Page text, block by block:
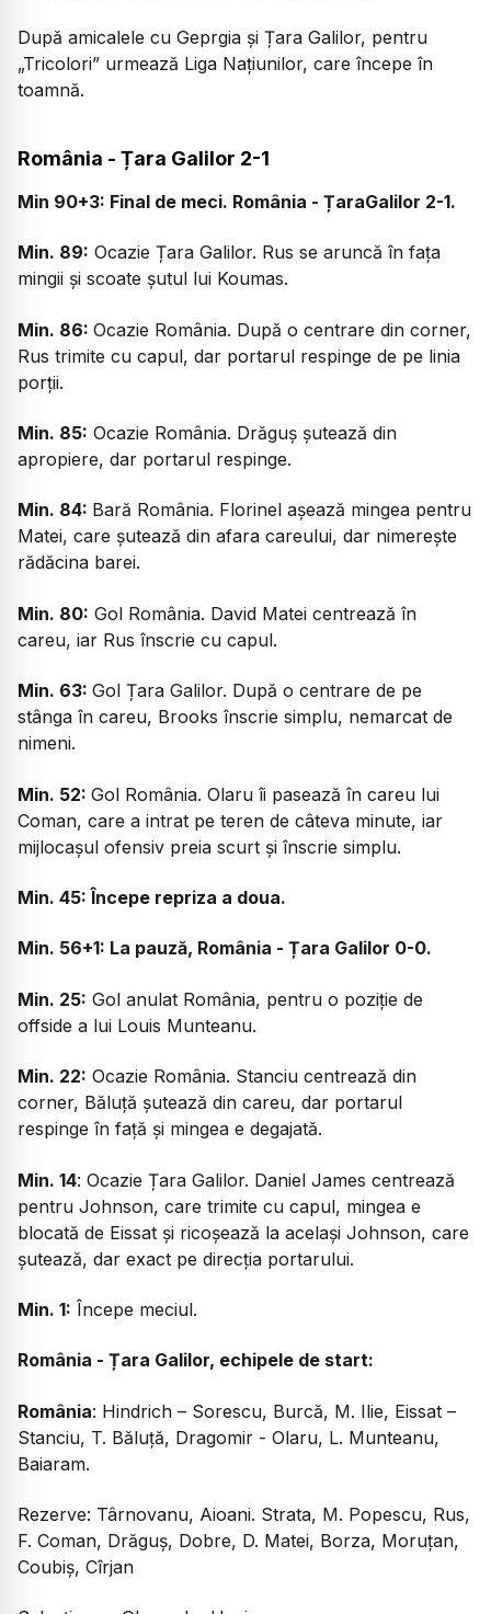
După amicalele cu Geprgia și Țara Galilor, pentru
„Tricolori” urmează Liga Națiunilor, care începe în
toamnă.
România - Țara Galilor 2-1
Min 90+3: Final de meci. România - ȚaraGalilor 2-1.
Min. 89: Ocazie Țara Galilor. Rus se aruncă în fața
mingii și scoate șutul lui Koumas.
Min. 86: Ocazie România. După o centrare din corner,
Rus trimite cu capul, dar portarul respinge de pe linia
porții.
Min. 85: Ocazie România. Drăguș șutează din
apropiere, dar portarul respinge.
Min. 84: Bară România. Florinel așează mingea pentru
Matei, care șutează din afara careului, dar nimerește
rădăcina barei.
Min. 80: Gol România. David Matei centrează în
careu, iar Rus înscrie cu capul.
Min. 63: Gol Țara Galilor. După o centrare de pe
stânga în careu, Brooks înscrie simplu, nemarcat de
nimeni.
Min. 52: Gol România. Olaru îi pasează în careu lui
Coman, care a intrat pe teren de câteva minute, iar
mijlocașul ofensiv preia scurt și înscrie simplu.
Min. 45: Începe repriza a doua.
Min. 56+1: La pauză, România - Țara Galilor 0-0.
Min. 25: Gol anulat România, pentru o poziție de
offside a lui Louis Munteanu.
Min. 22: Ocazie România. Stanciu centrează din
corner, Băluță șutează din careu, dar portarul
respinge în față și mingea e degajată.
Min. 14: Ocazie Țara Galilor. Daniel James centrează
pentru Johnson, care trimite cu capul, mingea e
blocată de Eissat și ricoșează la același Johnson, care
șutează, dar exact pe direcția portarului.
Min. 1: Începe meciul.
România - Țara Galilor, echipele de start:
România: Hindrich – Sorescu, Burcă, M. Ilie, Eissat –
Stanciu, T. Băluță, Dragomir - Olaru, L. Munteanu,
Baiaram.
Rezerve: Târnovanu, Aioani. Strata, M. Popescu, Rus,
F. Coman, Drăguș, Dobre, D. Matei, Borza, Moruțan,
Coubiș, Cîrjan